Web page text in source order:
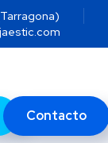
Contacto